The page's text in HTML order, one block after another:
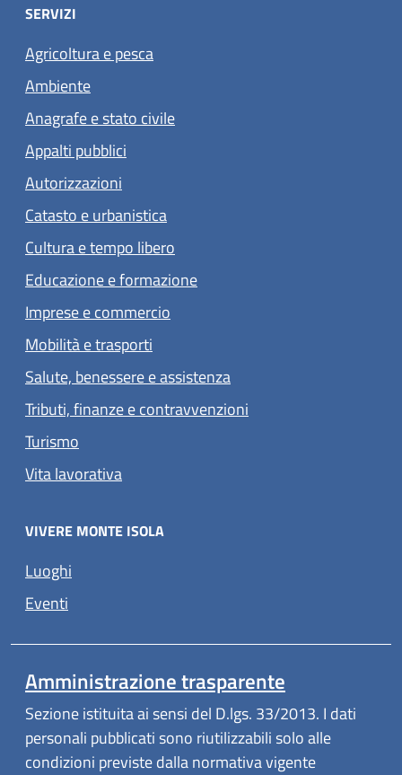
SERVIZI
Agricoltura e pesca
Ambiente
Anagrafe e stato civile
Appalti pubblici
Autorizzazioni
Catasto e urbanistica
Cultura e tempo libero
Educazione e formazione
Imprese e commercio
Mobilità e trasporti
Salute, benessere e assistenza
Tributi, finanze e contravvenzioni
Turismo
Vita lavorativa
VIVERE MONTE ISOLA
Luoghi
Eventi
Amministrazione trasparente
Sezione istituita ai sensi del D.lgs. 33/2013. I dati
personali pubblicati sono riutilizzabili solo alle
condizioni previste dalla normativa vigente